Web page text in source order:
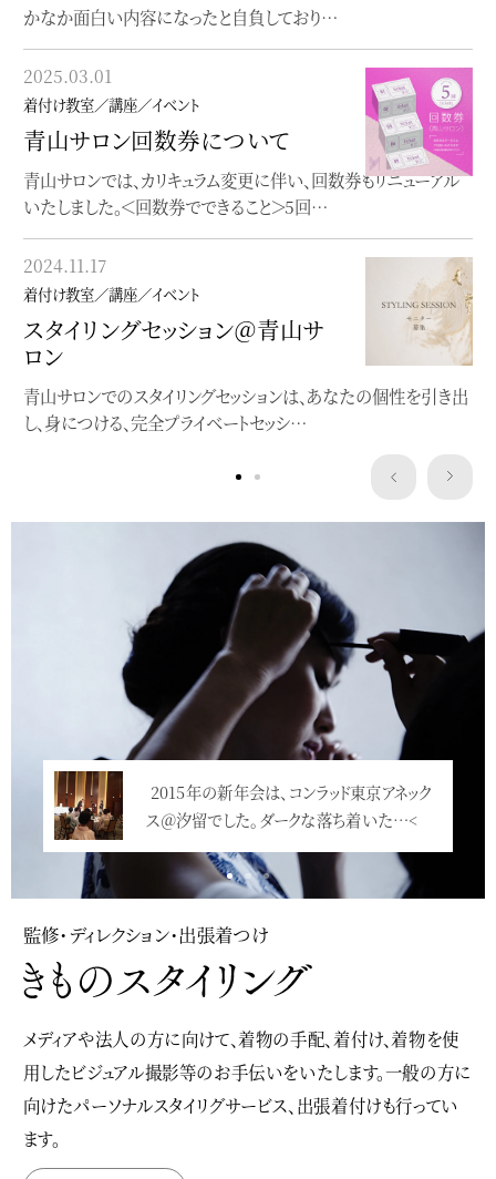
かなか面白い内容になったと自負しており…
2025.03.01
着付け教室／講座／イベント
青山サロン回数券について
青山サロンでは、カリキュラム変更に伴い、回数券もリニューアル
いたしました。＜回数券でできること＞5回…
2024.11.17
着付け教室／講座／イベント
スタイリングセッション＠青山サ
ロン
青山サロンでのスタイリングセッションは、あなたの個性を引き出
し、身につける、完全プライベートセッシ…
る、着物の楽しみ方入門着付け（実技）を学…
2023.06.19
着付け教室／講座／イベント
オンラインレッスン
オンラインで完結する着物着付け教室
2023.05.22
着付け教室／講座／イベント
”浴衣にぴったり”洒落水引ワー
クショップ
クレマチスの簪作りWSを開催します
Service
監修・ディレクション・出張着つけ
メディアや法人の方に向けて、着物の手配、着付け、着物を使
用したビジュアル撮影等のお手伝いをいたします。一般の方に
向けたパーソナルスタイリグサービス、出張着付けも行ってい
ます。
2015年の新年会は、コンラッド東京アネック
ス＠汐留でした。ダークな落ち着いた…<